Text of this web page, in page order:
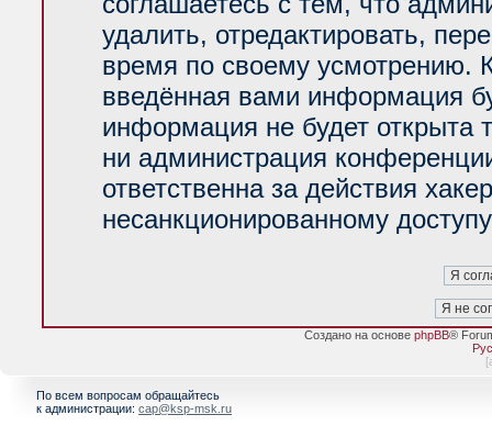
удалить, отредактировать,
время по своему усмотрению.
введённая вами информация
информация не будет открыта
ни администрация
ответственна за действия
несанкционированному
Создано на основе phpBB®
[
По всем вопросам обращайтесь
к администрации: cap@ksp-msk.ru